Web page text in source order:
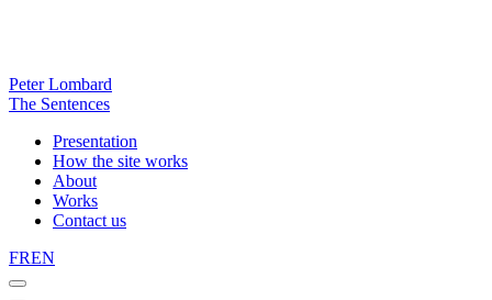
Peter Lombard
The Sentences
Presentation
How the site works
About
Works
Contact us
FREN